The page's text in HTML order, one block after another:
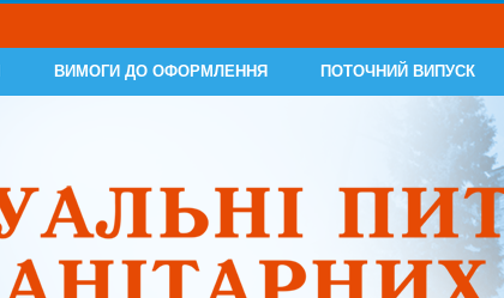
ВИМОГИ ДО ОФОРМЛЕННЯ ПОТОЧНИЙ ВИПУСК